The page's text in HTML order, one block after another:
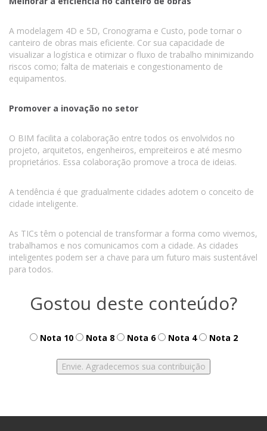
A modelagem 4D e 5D, Cronograma e Custo, pode tornar o
canteiro de obras mais eficiente. Cor sua capacidade de
visualizar a logística e otimizar o fluxo de trabalho minimizando
riscos como; falta de materiais e congestionamento de
equipamentos.
Promover a inovação no setor
O BIM facilita a colaboração entre todos os envolvidos no
projeto, arquitetos, engenheiros, empreiteiros e até mesmo
proprietários. Essa colaboração promove a troca de ideias.
A tendência é que gradualmente cidades adotem o conceito de
cidade inteligente.
As TICs têm o potencial de transformar a forma como vivemos,
trabalhamos e nos comunicamos com a cidade. As cidades
inteligentes podem ser a chave para um futuro mais sustentável
para todos.
Gostou deste conteúdo?
Nota 10 Nota 8 Nota 6 Nota 4 Nota 2